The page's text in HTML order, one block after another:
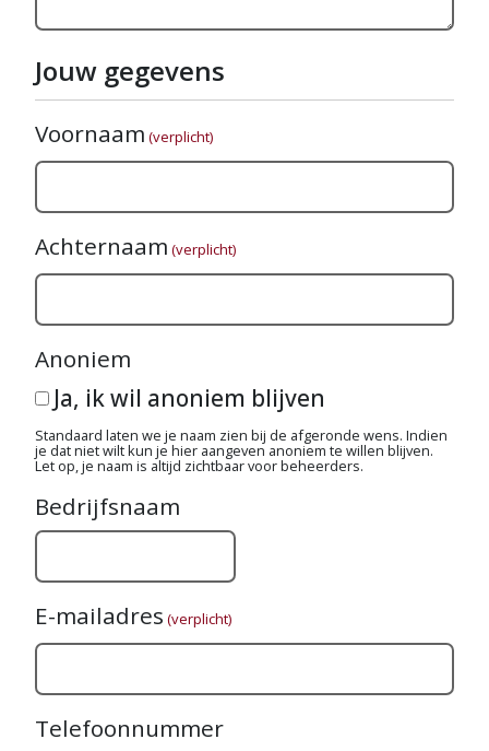
Jouw gegevens
Voornaam (verplicht)
Achternaam (verplicht)
Anoniem
Ja, ik wil anoniem blijven
Standaard laten we je naam zien bij de afgeronde wens. Indien
je dat niet wilt kun je hier aangeven anoniem te willen blijven.
Let op, je naam is altijd zichtbaar voor beheerders.
Bedrijfsnaam
E-mailadres (verplicht)
Telefoonnummer